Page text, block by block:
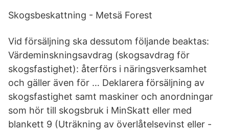
Skogsbeskattning - Metsä Forest
Vid försäljning ska dessutom följande beaktas:
Värdeminskningsavdrag (skogsavdrag för
skogsfastighet): återförs i näringsverksamhet
och gäller även för … Deklarera försäljning av
skogsfastighet samt maskiner och anordningar
som hör till skogsbruk i MinSkatt eller med
blankett 9 (Uträkning av överlåtelsevinst eller -